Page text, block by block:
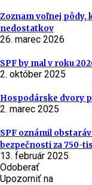
Zoznam voľnej pôdy,
nedostatkov
26. marec 2026
SPF by mal v roku
2. október 2025
Hospodárske dvory
2. marec 2025
SPF oznámil
bezpečnosti za 750-
13. február 2025
Odoberať
Upozorniť na